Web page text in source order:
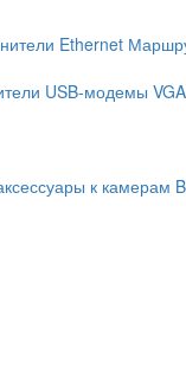
Ethernet
USB-модемы
к камерам